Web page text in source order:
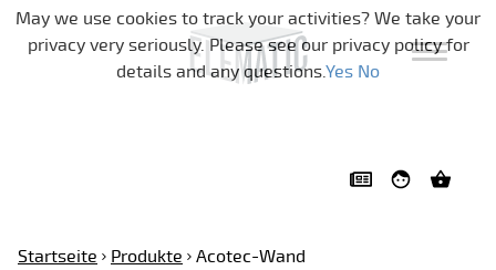
Navigation überspringen
Startseite Produkte Acotec-Wand
May we use cookies to track your activities? We take your
privacy very seriously. Please see our privacy policy for
details and any questions.Yes No